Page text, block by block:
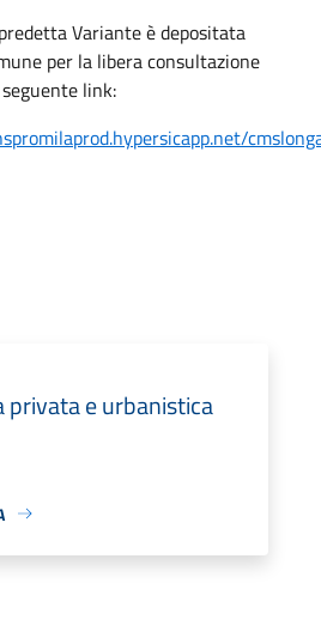
Variante è depositata
per la libera consultazione
link:
privata e urbanistica